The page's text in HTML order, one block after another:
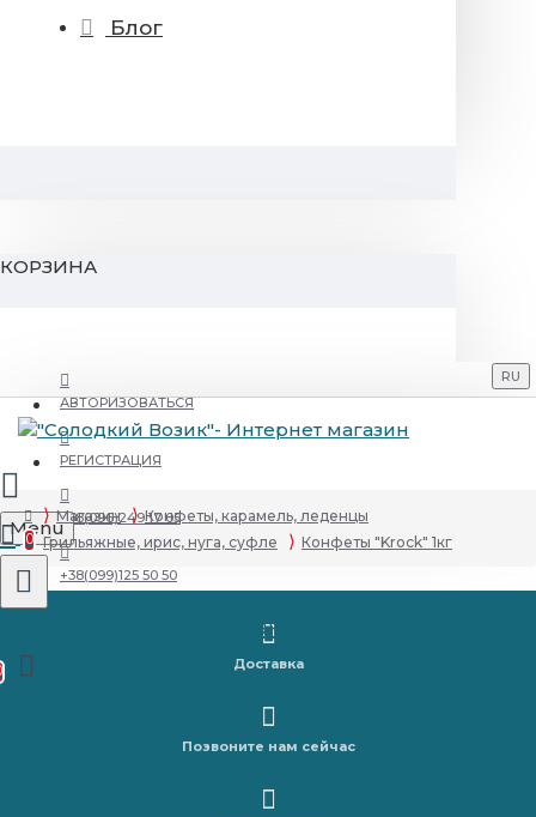
Блог
КОРЗИНА
АВТОРИЗОВАТЬСЯ
РЕГИСТРАЦИЯ
+38(096)249 17 05
+38(099)125 50 50
RU
Menu
0
Товаров 0 (0 грн/упак.)
Магазин
Конфеты, карамель, леденцы
Грильяжные, ирис, нуга, суфле
Конфеты "Krock" 1кг
Доставка
Позвоните нам сейчас